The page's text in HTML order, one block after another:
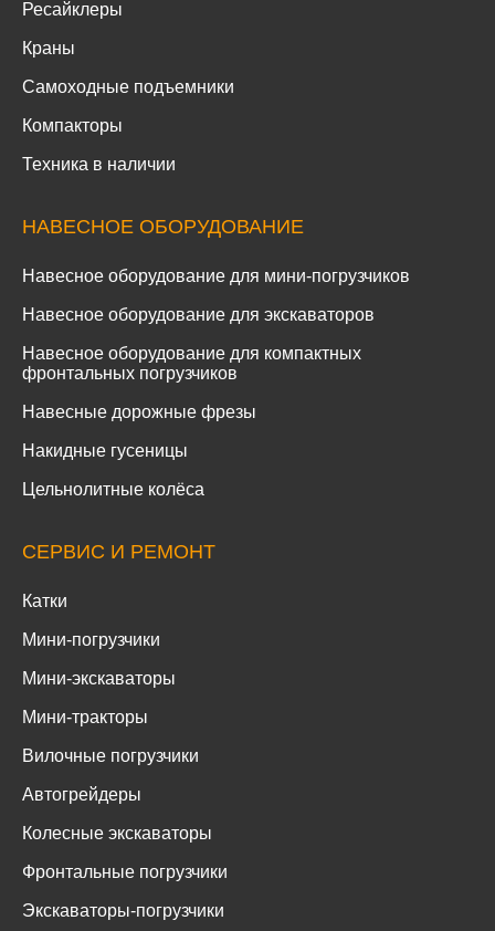
Ресайклеры
Краны
Самоходные подъемники
Компакторы
Техника в наличии
НАВЕСНОЕ ОБОРУДОВАНИЕ
Навесное оборудование для мини-погрузчиков
Навесное оборудование для экскаваторов
Навесное оборудование для компактных
фронтальных погрузчиков
Навесные дорожные фрезы
Накидные гусеницы
Цельнолитные колёса
СЕРВИС И РЕМОНТ
Катки
Мини-погрузчики
Мини-экскаваторы
Мини-тракторы
Вилочные погрузчики
Автогрейдеры
Колесные экскаваторы
Фронтальные погрузчики
Экскаваторы-погрузчики